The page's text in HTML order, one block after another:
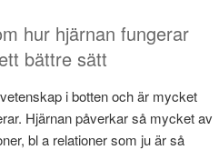
hur hjärnan fungerar
bättre sätt
i botten och är mycket
Hjärnan påverkar så mycket av
bl a relationer som ju är så